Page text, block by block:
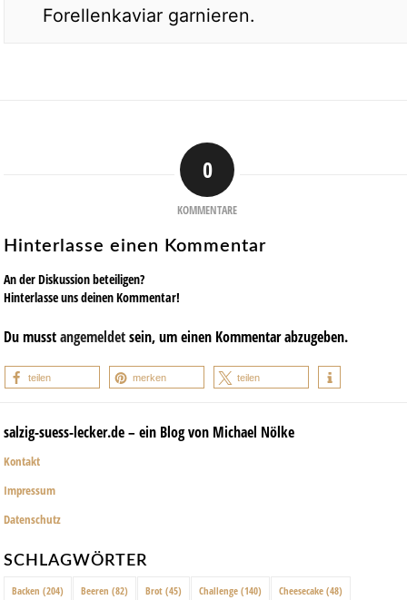
Forellenkaviar garnieren.
0
KOMMENTARE
Hinterlasse einen Kommentar
An der Diskussion beteiligen?
Hinterlasse uns deinen Kommentar!
Du musstangemeldetsein, um einen Kommentar abzugeben.
teilen merken teilen
salzig-suess-lecker.de – ein Blog von Michael Nölke
Kontakt
Impressum
Datenschutz
SCHLAGWÖRTER
Backen (204) Beeren (82) Brot (45) Challenge (140) Cheesecake (48)